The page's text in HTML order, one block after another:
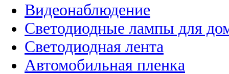
Видеонаблюдение
Светодиодные лампы для
Светодиодная лента
Автомобильная пленка